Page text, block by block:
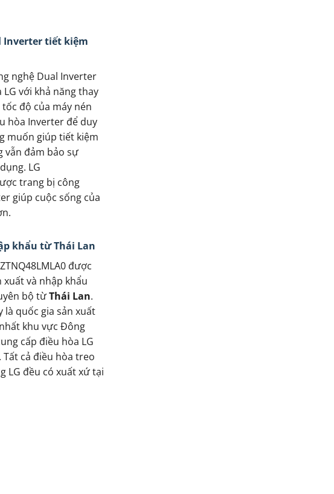
Inverter tiết kiệm
nghệ Dual Inverter
LG với khả năng thay
tốc độ của máy nén
hòa Inverter để duy
muốn giúp tiết kiệm
vẫn đảm bảo sự
LG
trang bị công
giúp cuộc sống của
khẩu từ Thái Lan
được
xuất và nhập khẩu
bộ từThái Lan.
là quốc gia sản xuất
khu vực Đông
cấp điều hòa LG
Tất cả điều hòa treo
LG đều có xuất xứ tại